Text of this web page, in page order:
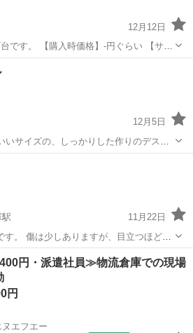
12月12日
です。 【購入時価格】-円ぐらい 【サイ
奥行き：29cm （大体です） 【傷などの
ません。 【アピールポイント】状態は
12月5日
サイズの、しっかりした作りのデスク
っているので、使わない時はコンパクト
駅
11月22日
。 傷は少しありますが、目立つほどで
トラックの用意をお願
部屋の玄関前になります。
塚駅 テーブル 無印良品
円・派遣社員≫物流倉庫での現場
円
エフエー